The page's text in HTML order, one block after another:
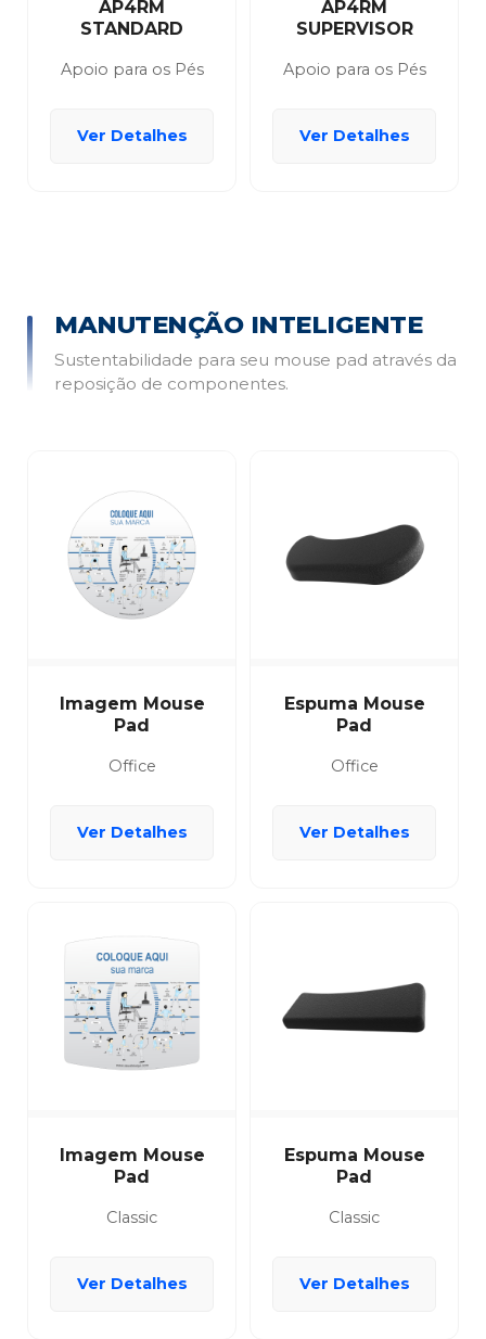
AP4RM
STANDARD
Apoio para os Pés
Ver Detalhes
AP4RM
SUPERVISOR
Apoio para os Pés
Ver Detalhes
MANUTENÇÃO INTELIGENTE
Sustentabilidade para seu mouse pad através da
reposição de componentes.
Imagem Mouse
Pad
Office
Ver Detalhes
Espuma Mouse
Pad
Office
Ver Detalhes
Imagem Mouse
Pad
Classic
Ver Detalhes
Espuma Mouse
Pad
Classic
Ver Detalhes